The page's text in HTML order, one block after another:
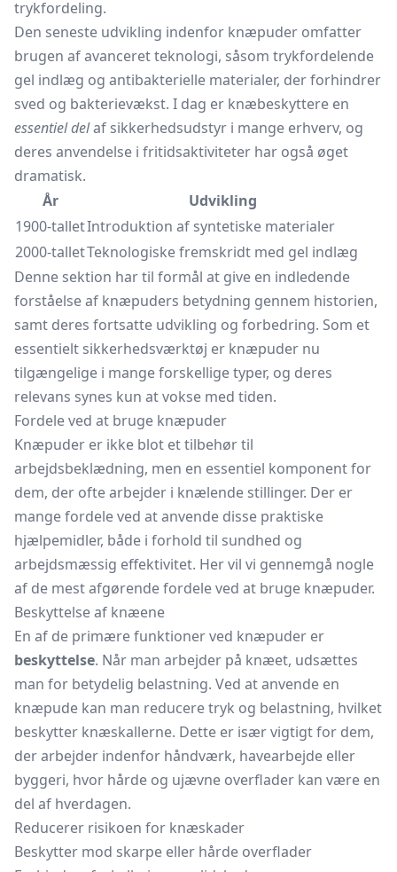
trykfordeling.
Den seneste udvikling indenfor knæpuder omfatter
brugen af avanceret teknologi, såsom trykfordelende
gel indlæg og antibakterielle materialer, der forhindrer
sved og bakterievækst. I dag er knæbeskyttere en
essentiel delaf sikkerhedsudstyr i mange erhverv, og
deres anvendelse i fritidsaktiviteter har også øget
dramatisk.
År
Udvikling
1900-talletIntroduktion af syntetiske materialer
2000-talletTeknologiske fremskridt med gel indlæg
Denne sektion har til formål at give en indledende
forståelse af knæpuders betydning gennem historien,
samt deres fortsatte udvikling og forbedring. Som et
essentielt sikkerhedsværktøj er knæpuder nu
tilgængelige i mange forskellige typer, og deres
relevans synes kun at vokse med tiden.
Fordele ved at bruge knæpuder
Knæpuder er ikke blot et tilbehør til
arbejdsbeklædning, men en essentiel komponent for
dem, der ofte arbejder i knælende stillinger. Der er
mange fordele ved at anvende disse praktiske
hjælpemidler, både i forhold til sundhed og
arbejdsmæssig effektivitet. Her vil vi gennemgå nogle
af de mest afgørende fordele ved at bruge knæpuder.
Beskyttelse af knæene
En af de primære funktioner ved knæpuder er
beskyttelse. Når man arbejder på knæet, udsættes
man for betydelig belastning. Ved at anvende en
knæpude kan man reducere tryk og belastning, hvilket
beskytter knæskallerne. Dette er især vigtigt for dem,
der arbejder indenfor håndværk, havearbejde eller
byggeri, hvor hårde og ujævne overflader kan være en
del af hverdagen.
Reducerer risikoen for knæskader
Beskytter mod skarpe eller hårde overflader